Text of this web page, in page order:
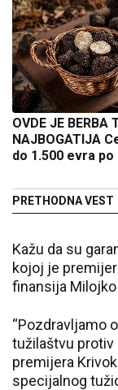
OVDE JE BERBA
NAJBOGATIJA
do 1.500 evra
PRETHODNA VEST
Kažu da su
kojoj je
finansija Milojko
“Pozdravljamo
tužilaštvu protiv
premijera
specijalnog